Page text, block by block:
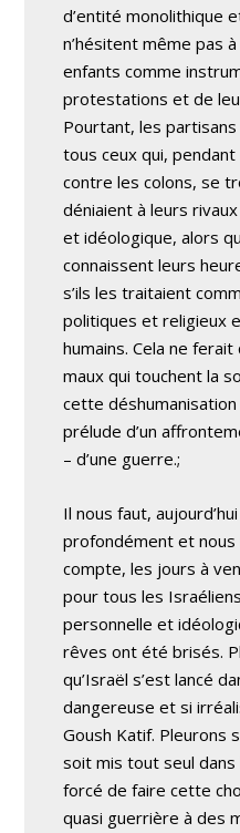
d’entité monolithique
n’hésitent même pas
enfants comme
protestations et de
Pourtant, les
tous ceux qui,
contre les colons, se
déniaient à leurs
et idéologique, alors
connaissent leurs
s’ils les traitaient
politiques et religieux
humains. Cela ne
maux qui touchent la
cette
prélude d’un
– d’une guerre.;
Il nous faut,
profondément et
compte, les jours à
pour tous les
personnelle et
rêves ont été brisés.
qu’Israël s’est lancé
dangereuse et si
Goush Katif. Pleurons
soit mis tout seul dans
forcé de faire cette
quasi guerrière à des